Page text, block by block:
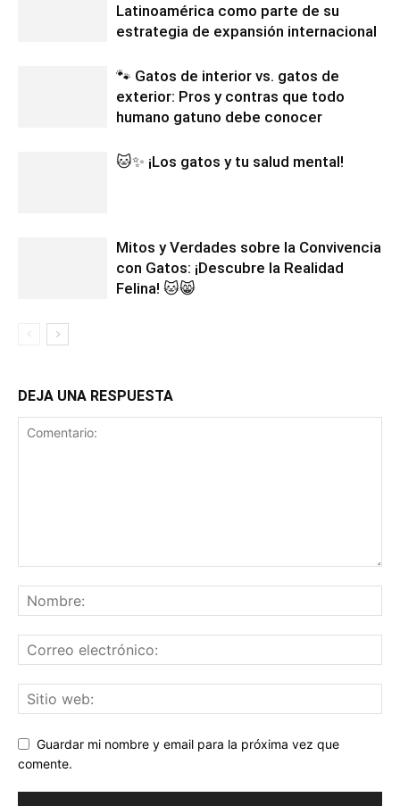
Latinoamérica como parte de su
estrategia de expansión internacional
🐾 Gatos de interior vs. gatos de
exterior: Pros y contras que todo
humano gatuno debe conocer
🐱✨ ¡Los gatos y tu salud mental!
Mitos y Verdades sobre la Convivencia
con Gatos: ¡Descubre la Realidad
Felina! 🐱😸
DEJA UNA RESPUESTA
Guardar mi nombre y email para la próxima vez que
comente.